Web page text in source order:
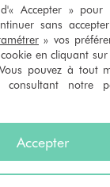
à un
ce site
2
Super
Accepter » pour
sans
» vos
en cliquant
pouvez à tout
consultant notre
Accepter